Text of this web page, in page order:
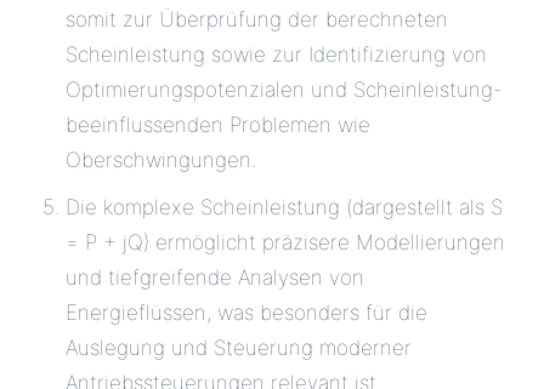
somit zur Überprüfung der berechneten
Scheinleistung sowie zur Identifizierung von
Optimierungspotenzialen und Scheinleistung-
beeinflussenden Problemen wie
Oberschwingungen.
Die komplexe Scheinleistung (dargestellt als S
= P + jQ) ermöglicht präzisere Modellierungen
und tiefgreifende Analysen von
Energieflüssen, was besonders für die
Auslegung und Steuerung moderner
Antriebssteuerungen relevant ist.